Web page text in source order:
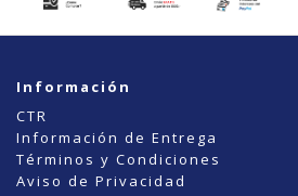
Información
CTR
Información de Entrega
Términos y Condiciones
Aviso de Privacidad